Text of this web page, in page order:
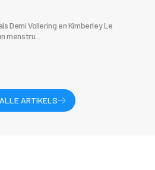
Demi Vollering en Kimberley Le
menstru...
ARTIKELS